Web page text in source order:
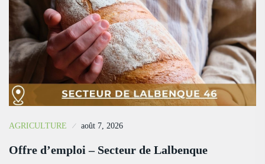
AGRICULTURE août 7, 2026
Offre d’emploi – Secteur de Lalbenque